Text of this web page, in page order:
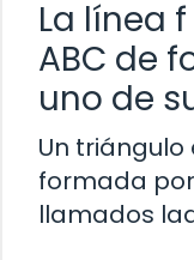
La línea
ABC de
uno de
Un
formada
llamados